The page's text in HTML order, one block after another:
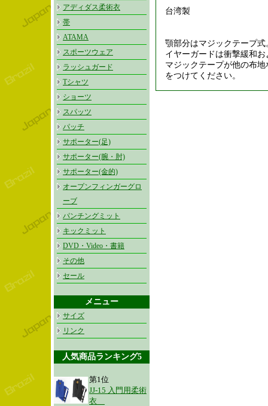
アディダス柔術衣
帯
ATAMA
スポーツウェア
ラッシュガード
Tシャツ
ショーツ
スパッツ
パッチ
サポーター(足)
サポーター(腕・肘)
サポーター(金的)
オープンフィンガーグロ
ーブ
パンチングミット
キックミット
DVD・Video・書籍
その他
セール
メニュー
サイズ
リンク
人気商品ランキング5
第1位
JJ-15 入門用柔術
衣
台湾製
顎部分はマジックテープ
イヤーガードは衝撃緩和
マジックテープが他の布
をつけてください。